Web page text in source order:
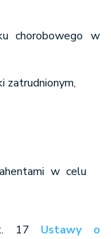
chorobowego w
zatrudnionym,
w celu
17 Ustawy o